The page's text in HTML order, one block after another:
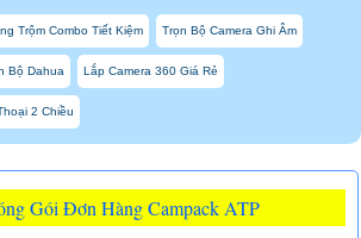
Trộm Combo Tiết Kiệm Trọn Bộ Camera Ghi Âm
Bộ Dahua Lắp Camera 360 Giá Rẻ
2 Chiều
Gói Đơn Hàng Campack ATP